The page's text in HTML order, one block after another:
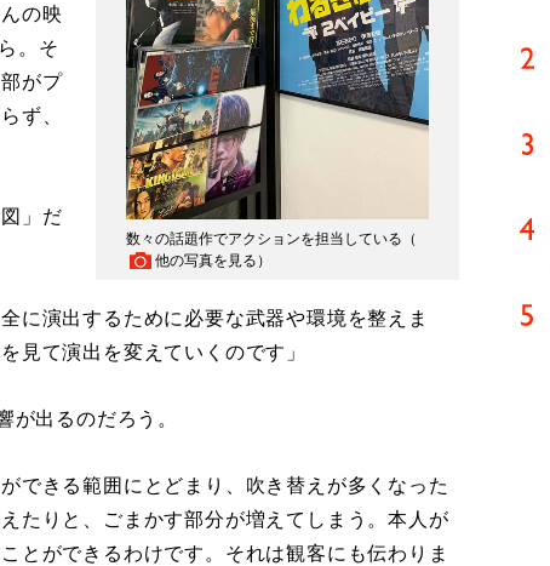
数々の話題作でアクションを担当している（
他の写真を見る ）
の映
。そ
がプ
ず、
」だ
に演出するために必要な武器や環境を整えま
見て演出を変えていくのです」
が出るのだろう。
できる範囲にとどまり、吹き替えが多くなった
たりと、ごまかす部分が増えてしまう。本人が
とができるわけです。それは観客にも伝わりま